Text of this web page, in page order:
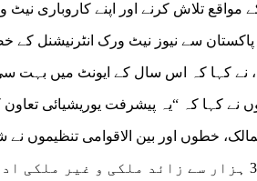
سے نیوز نیٹ ورک انٹرنیشنل کے
کہا کہ اس سال کے ایونٹ میں بہت سی
کہا کہ “یہ پیشرفت یوریشیائی تعاون
نے اپنے قومی پویلین قائم کئے۔ اس کے علاوہ 3 ہزار سے